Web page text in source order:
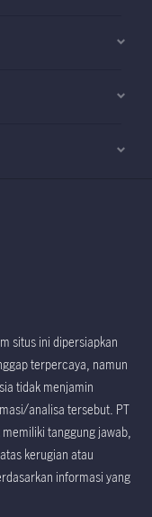
situs ini dipersiapkan
terpercaya, namun
tidak menjamin
analisa tersebut. PT
tanggung jawab,
kerugian atau
informasi yang